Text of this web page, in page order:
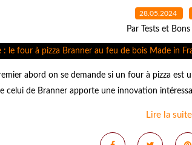
28.05.2024
Par Tests et Bons
abord on se demande si un four à pizza
celui de Branner apporte une innovation
Lire la suite